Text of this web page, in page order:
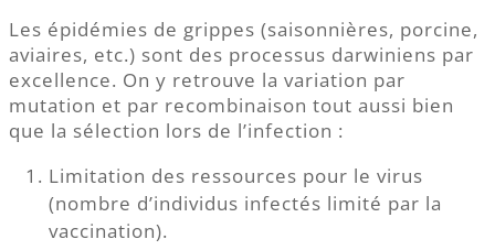
Les épidémies de grippes (saisonnières, porcine,
aviaires, etc.) sont des processus darwiniens par
excellence. On y retrouve la variation par
mutation et par recombinaison tout aussi bien
que la sélection lors de l’infection :
Limitation des ressources pour le virus
(nombre d’individus infectés limité par la
vaccination).